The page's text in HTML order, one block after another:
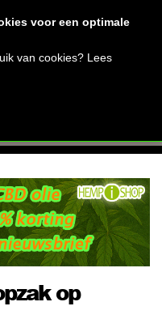
op
voor een optimale
van cookies? Lees